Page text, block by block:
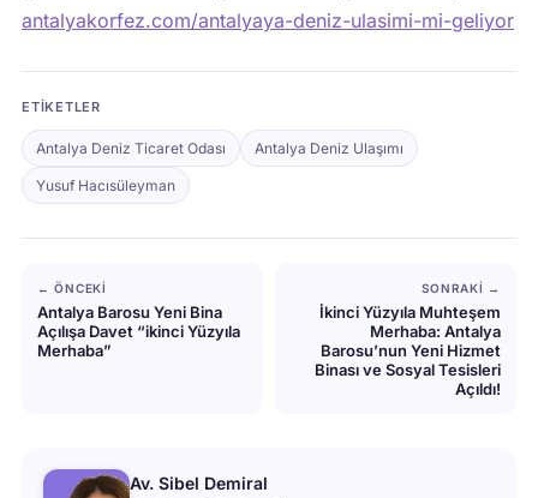
antalyakorfez.com/antalyaya-deniz-ulasimi-mi-geliyor
ETIKETLER
Antalya Deniz Ticaret Odası Antalya Deniz Ulaşımı
Yusuf Hacısüleyman
← ÖNCEKI
Antalya Barosu Yeni Bina
Açılışa Davet “ikinci Yüzyıla
Merhaba”
SONRAKI →
İkinci Yüzyıla Muhteşem
Merhaba: Antalya
Barosu’nun Yeni Hizmet
Binası ve Sosyal Tesisleri
Açıldı!
Av. Sibel Demiral